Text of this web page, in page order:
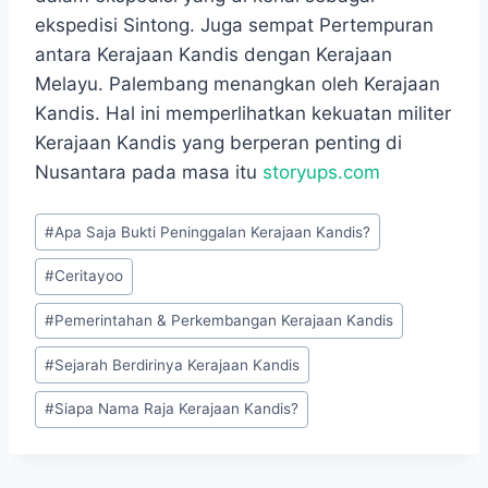
ekspedisi Sintong. Juga sempat Pertempuran
antara Kerajaan Kandis dengan Kerajaan
Melayu. Palembang menangkan oleh Kerajaan
Kandis. Hal ini memperlihatkan kekuatan militer
Kerajaan Kandis yang berperan penting di
Nusantara pada masa itu storyups.com
Post
Tags:
#Apa Saja Bukti Peninggalan Kerajaan Kandis?
#Ceritayoo
#Pemerintahan & Perkembangan Kerajaan Kandis
#Sejarah Berdirinya Kerajaan Kandis
#Siapa Nama Raja Kerajaan Kandis?